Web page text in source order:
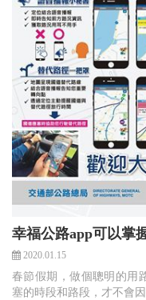
幸福公路app可以掌
2020.01.15
春節假期，做個聰明的用
塞的時段和路段，才不會